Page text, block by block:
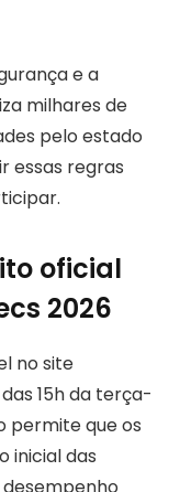
e a
milhares de
pelo estado
essas regras
oficial
2026
no site
15h da terça-
permite que os
inicial das